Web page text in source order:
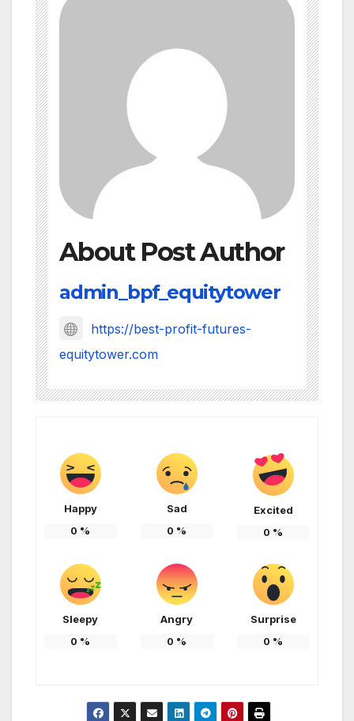
About Post Author
admin_bpf_equitytower
https://best-profit-futures-
equitytower.com
Happy
0 %
Sad
0 %
Excited
0 %
Sleepy
0 %
Angry
0 %
Surprise
0 %